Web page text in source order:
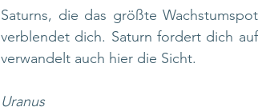
Saturns, die das größte
verblendet dich. Saturn fordert dich
verwandelt auch hier die Sicht.
Uranus